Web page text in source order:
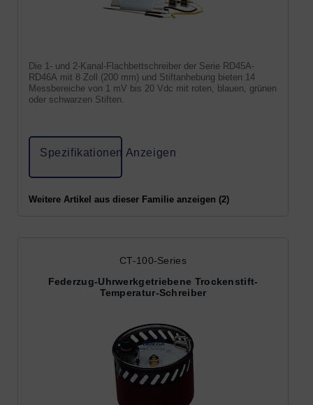
Die 1- und 2-Kanal-Flachbettschreiber der Serie RD45A-
RD46A mit 8 Zoll (200 mm) und Stiftanhebung bieten 14
Messbereiche von 1 mV bis 20 Vdc mit roten, blauen, grünen
oder schwarzen Stiften.
Spezifikationen Anzeigen
Weitere Artikel aus dieser Familie anzeigen (2)
CT-100-Series
Federzug-Uhrwerkgetriebene Trockenstift-
Temperatur-Schreiber